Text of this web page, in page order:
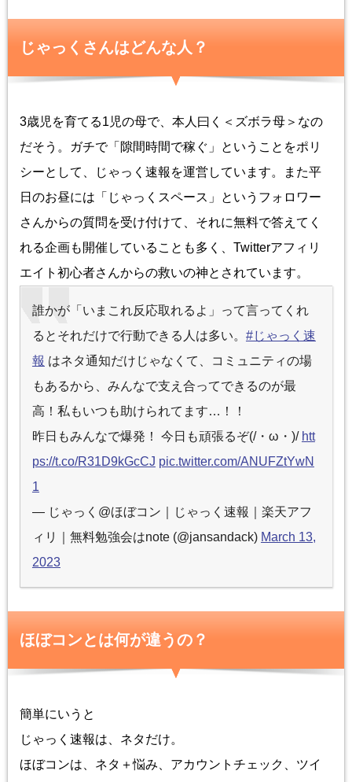
じゃっくさんはどんな人？
3歳児を育てる1児の母で、本人曰く＜ズボラ母＞なの
だそう。ガチで「隙間時間で稼ぐ」ということをポリ
シーとして、じゃっく速報を運営しています。また平
日のお昼には「じゃっくスペース」というフォロワー
さんからの質問を受け付けて、それに無料で答えてく
れる企画も開催していることも多く、Twitterアフィリ
エイト初心者さんからの救いの神とされています。
誰かが「いまこれ反応取れるよ」って言ってくれ
るとそれだけで行動できる人は多い。 #じゃっく速
報 はネタ通知だけじゃなくて、コミュニティの場
もあるから、みんなで支え合ってできるのが最
高！私もいつも助けられてます…！！
昨日もみんなで爆発！ 今日も頑張るぞ(/・ω・)/ htt
ps://t.co/R31D9kGcCJ pic.twitter.com/ANUFZtYwN
1
— じゃっく@ほぼコン｜じゃっく速報｜楽天アフ
ィリ｜無料勉強会はnote (@jansandack) March 13,
2023
ほぼコンとは何が違うの？
簡単にいうと
じゃっく速報は、ネタだけ。
ほぼコンは、ネタ＋悩み、アカウントチェック、ツイ